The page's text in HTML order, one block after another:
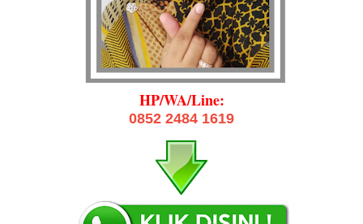
HP/WA/Line:
0852 2484 1619